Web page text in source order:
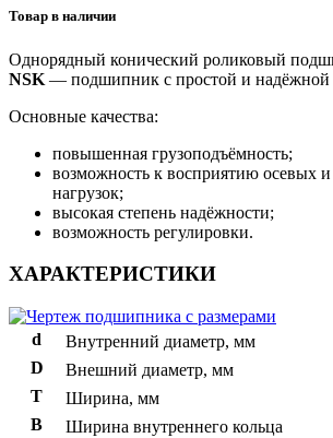
Товар в наличии
Однорядный конический роликовый
NSK — подшипник с простой и надёжной
Основные качества:
повышенная грузоподъёмность;
возможность к восприятию осевых
нагрузок;
высокая степень надёжности;
возможность регулировки.
ХАРАКТЕРИСТИКИ
d Внутренний диаметр, мм
D
Внешний диаметр, мм
T
Ширина, мм
B
Ширина внутреннего кольца